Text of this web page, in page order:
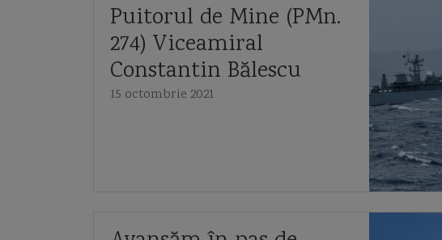
Puitorul de Mine (PMn.
274) Viceamiral
Constantin Bălescu
15 octombrie 2021